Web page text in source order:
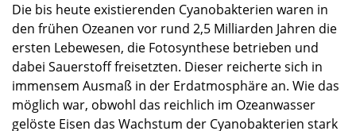
Die bis heute existierenden Cyanobakterien waren in
den frühen Ozeanen vor rund 2,5 Milliarden Jahren die
ersten Lebewesen, die Fotosynthese betrieben und
dabei Sauerstoff freisetzten. Dieser reicherte sich in
immensem Ausmaß in der Erdatmosphäre an. Wie das
möglich war, obwohl das reichlich im Ozeanwasser
gelöste Eisen das Wachstum der Cyanobakterien stark